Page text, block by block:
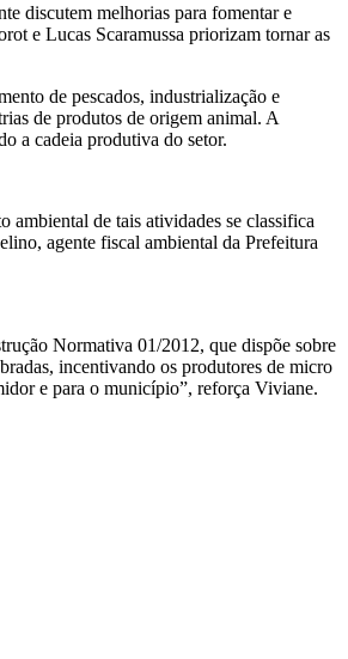
discutem melhorias para fomentar e
e Lucas Scaramussa priorizam tornar as
de pescados, industrialização e
de produtos de origem animal. A
a cadeia produtiva do setor.
ambiental de tais atividades se classifica
agente fiscal ambiental da Prefeitura
Normativa 01/2012, que dispõe sobre
incentivando os produtores de micro
e para o município”, reforça Viviane.